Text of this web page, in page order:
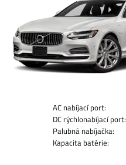
AC nabíjací port:
DC rýchlonabíjací port:
Palubná nabíjačka:
Kapacita batérie: